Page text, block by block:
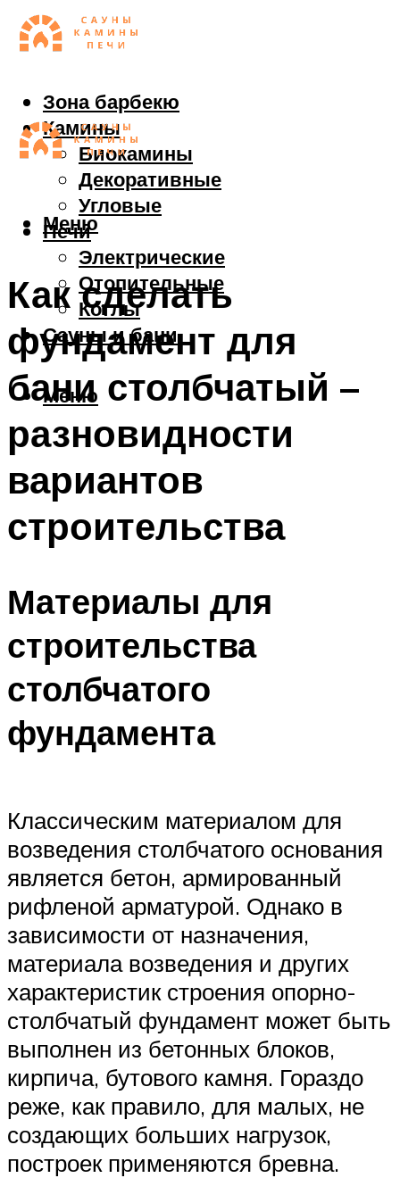
Зона барбекю
Камины
Биокамины
Декоративные
Угловые
Печи
Электрические
Отопительные
Котлы
Сауны и бани
Меню
Меню
Как сделать
фундамент для
бани столбчатый –
разновидности
вариантов
строительства
Материалы для
строительства
столбчатого
фундамента
Классическим материалом для
возведения столбчатого основания
является бетон, армированный
рифленой арматурой. Однако в
зависимости от назначения,
материала возведения и других
характеристик строения опорно-
столбчатый фундамент может быть
выполнен из бетонных блоков,
кирпича, бутового камня. Гораздо
реже, как правило, для малых, не
создающих больших нагрузок,
построек применяются бревна.